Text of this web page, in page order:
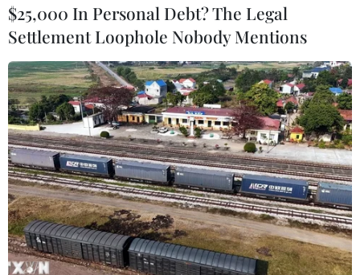
Liên hợp quốc hối thúc thế giới đoàn kết
vì hòa bình và an ninh
24/02/2015 07:10
Tổng Thư ký Liên hợp quốc Ban Ki-moon kêu gọi cộng
đồng quốc tế tăng cường đoàn kết trong những sự
nghiệp chung, trong đó có sự nghiệp kiến tạo hòa bình.
$25,000 In Personal Debt? The Legal
Settlement Loophole Nobody Mentions